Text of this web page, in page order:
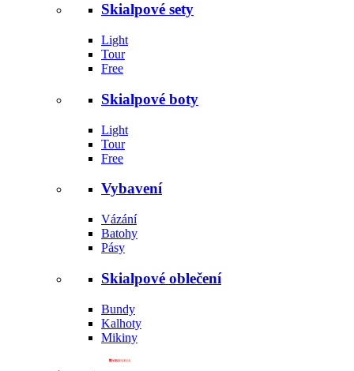
Skialpové sety
Light
Tour
Free
Skialpové boty
Light
Tour
Free
Vybavení
Vázání
Batohy
Pásy
Skialpové oblečení
Bundy
Kalhoty
Mikiny